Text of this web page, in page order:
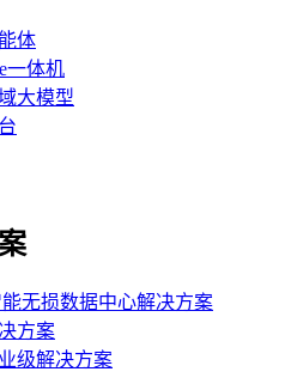
体
一体机
大模型
能无损数据中心解决方案
方案
级解决方案